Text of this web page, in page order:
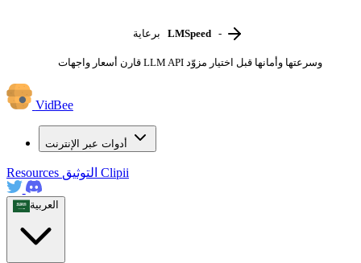
برعاية LMSpeed -
قارن أسعار واجهات LLM API وسرعتها وأمانها قبل اختيار مزوّد
VidBee
أدوات عبر الإنترنت
Resources Clipii
العربية